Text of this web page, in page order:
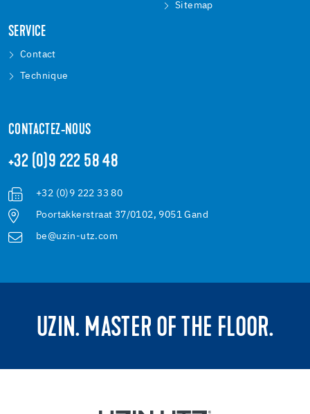
Sitemap
SERVICE
Contact
Technique
CONTACTEZ-NOUS
+32 (0)9 222 58 48
+32 (0)9 222 33 80
Poortakkerstraat 37/0102, 9051 Gand
be@uzin-utz.com
UZIN. MASTER OF THE FLOOR.